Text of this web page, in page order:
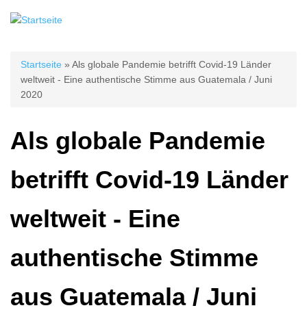
Sie sind hier
Startseite » Als globale Pandemie betrifft Covid-19 Länder
weltweit - Eine authentische Stimme aus Guatemala / Juni
2020
Als globale Pandemie
betrifft Covid-19 Länder
weltweit - Eine
authentische Stimme
aus Guatemala / Juni